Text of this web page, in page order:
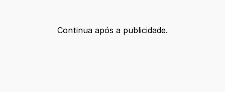
Continua após a publicidade.